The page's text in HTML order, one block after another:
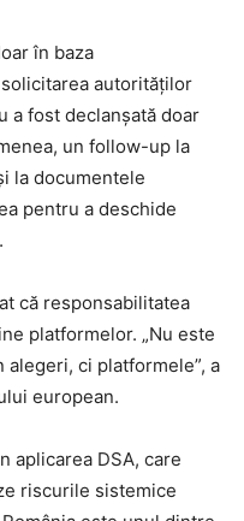
în baza
autorităților
a fost declanșată doar
un follow-up la
la documentele
pentru a deschide
că responsabilitatea
platformelor. „Nu este
ci platformele”, a
european.
aplicarea DSA, care
riscurile sistemice